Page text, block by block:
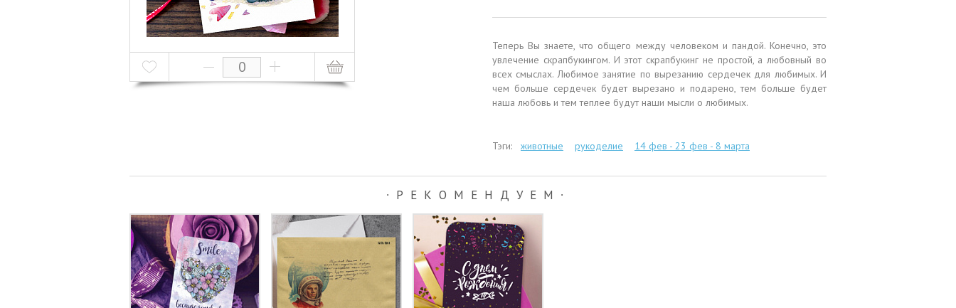
Теперь Вы знаете, что общего между человеком и пандой. Конечно, это
увлечение скрапбукингом. И этот скрапбукинг не простой, а любовный во
всех смыслах. Любимое занятие по вырезанию сердечек для любимых. И
чем больше сердечек будет вырезано и подарено, тем больше будет
наша любовь и тем теплее будут наши мысли о любимых.
Тэги: животные рукоделие 14 фев - 23 фев - 8 марта
∙РЕКОМЕНДУЕМ∙